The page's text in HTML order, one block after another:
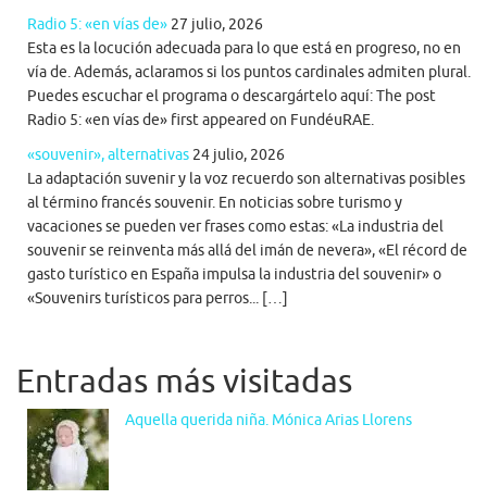
Radio 5: «en vías de» 27 julio, 2026
Esta es la locución adecuada para lo que está en progreso, no en
vía de. Además, aclaramos si los puntos cardinales admiten plural.
Puedes escuchar el programa o descargártelo aquí: The post
Radio 5: «en vías de» first appeared on FundéuRAE.
«souvenir», alternativas 24 julio, 2026
La adaptación suvenir y la voz recuerdo son alternativas posibles
al término francés souvenir. En noticias sobre turismo y
vacaciones se pueden ver frases como estas: «La industria del
souvenir se reinventa más allá del imán de nevera», «El récord de
gasto turístico en España impulsa la industria del souvenir» o
«Souvenirs turísticos para perros... […]
Entradas más visitadas
Aquella querida niña. Mónica Arias Llorens